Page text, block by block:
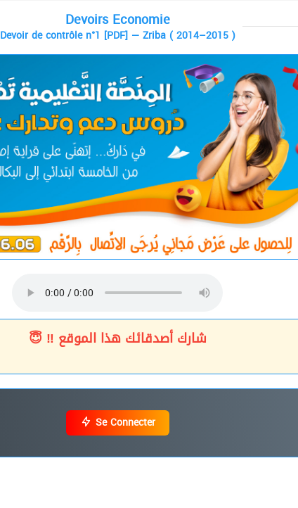
Devoirs Economie
Devoir de contrôle n°1 [PDF] — Zriba ( 2014–2015 )
شارك أصدقائك هذا الموقع ‼ 😇
Se Connecter